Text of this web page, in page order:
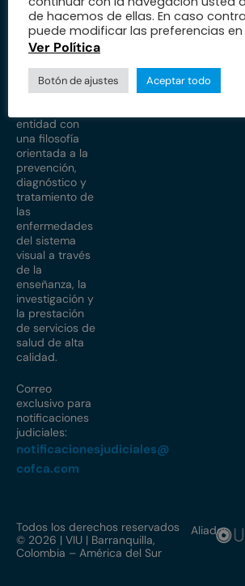
Sobre
nosotros
entidad con
una filosofía
orientada a la
prevención,
diagnóstico y
tratamiento de
las
enfermedades
del sistema
visual a través
de la
enseñanza, la
investigación y
la prestación
de servicios de
salud de alta
calidad.
Correo
exclusivo para
notificaciones
judiciales:
notificacionesjudiciales@
cofca.com
Nuestras sedes
Estados
financieros
Equipo médico
Acceso a médicos
Educación
I+D+i
Todos los derechos reservados
© 2026 | VIU | Barranquilla,
Colombia – América del Sur
Aliados
de hacemos de ellas. En caso
puede modificar las preferencias
Ver Política
Botón de ajustes Aceptar todo